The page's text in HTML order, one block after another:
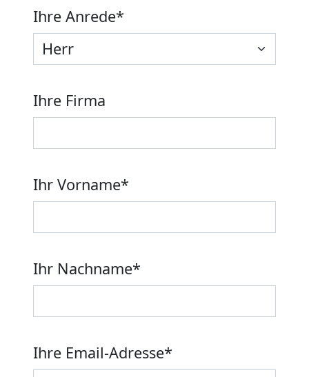
Ihre Anrede*
Ihre Firma
Ihr Vorname*
Ihr Nachname*
Ihre Email-Adresse*